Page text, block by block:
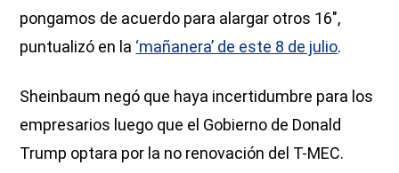
pongamos de acuerdo para alargar otros 16″,
puntualizó en la ‘mañanera’ de este 8 de julio.
Sheinbaum negó que haya incertidumbre para los
empresarios luego que el Gobierno de Donald
Trump optara por la no renovación del T-MEC.